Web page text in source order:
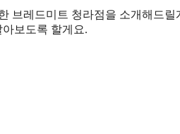
브레드미트 청라점을 소개해드
보도록 할게요.